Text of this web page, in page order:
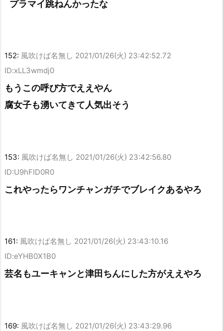
プラマイ跳ねんかったな
152: 風吹けば名無し 2021/01/26(火) 23:42:52.72
ID:xLL3wmdj0
もうこの呼び方でええやん
腐女子も湧いてきて人気出そう
153: 風吹けば名無し 2021/01/26(火) 23:42:56.80
ID:U9hFID0R0
これやったらワンチャンガチでブレイクあるやろ
161: 風吹けば名無し 2021/01/26(火) 23:43:10.16
ID:eYHB0X1B0
芸名もユーキャンと津田ちんにした方がええやろ
169: 風吹けば名無し 2021/01/26(火) 23:43:29.96